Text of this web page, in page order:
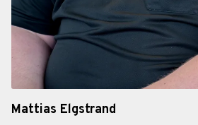
Mattias Elgstrand